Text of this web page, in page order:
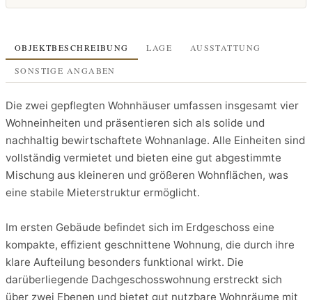
OBJEKTBESCHREIBUNG LAGE AUSSTATTUNG
SONSTIGE ANGABEN
Die zwei gepflegten Wohnhäuser umfassen insgesamt vier
Wohneinheiten und präsentieren sich als solide und
nachhaltig bewirtschaftete Wohnanlage. Alle Einheiten sind
vollständig vermietet und bieten eine gut abgestimmte
Mischung aus kleineren und größeren Wohnflächen, was
eine stabile Mieterstruktur ermöglicht.
Im ersten Gebäude befindet sich im Erdgeschoss eine
kompakte, effizient geschnittene Wohnung, die durch ihre
klare Aufteilung besonders funktional wirkt. Die
darüberliegende Dachgeschosswohnung erstreckt sich
über zwei Ebenen und bietet gut nutzbare Wohnräume mit